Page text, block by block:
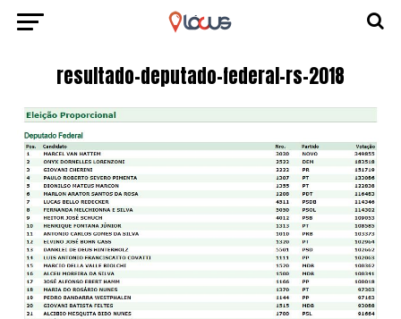
resultado-deputado-federal-rs-2018